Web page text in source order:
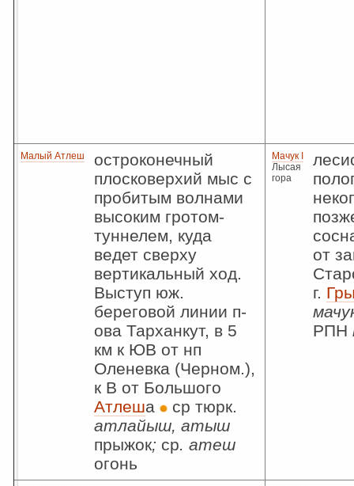
Малый Атлеш
остроконечный
плосковерхий мыс с
пробитым волнами
высоким гротом-
туннелем, куда
ведет сверху
вертикальный ход.
Выступ юж.
береговой линии п-
ова Тарханкут, в 5
км к ЮВ от нп
Оленевка (Черном.),
к В от Большого
Атлеша
ср тюрк.
атлайыш, атыш
прыжок; ср. атеш
огонь
Мачук I
Лысая
гора
от
г.
РПН